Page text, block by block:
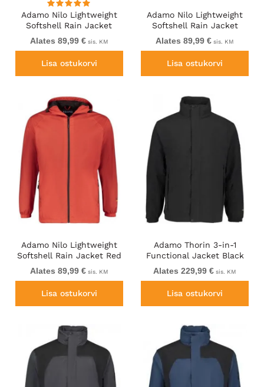
Adamo Nilo Lightweight
Softshell Rain Jacket
Black
Alates 89,99 €sis. KM
Lisa ostukorvi
Adamo Nilo Lightweight
Softshell Rain Jacket
Navy
Alates 89,99 € sis. KM
Lisa ostukorvi
Adamo Nilo Lightweight
Softshell Rain Jacket Red
Alates 89,99 €sis. KM
Lisa ostukorvi
Adamo Thorin 3-in-1
Functional Jacket Black
Alates 229,99 € sis. KM
Lisa ostukorvi